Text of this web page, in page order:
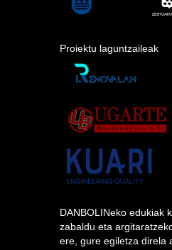
Proiektu laguntzaileak
DANBOLINeko edukiak
zabaldu eta
ere, gure egiletza direla